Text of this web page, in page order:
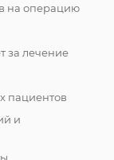
на операцию
за лечение
пациентов
и